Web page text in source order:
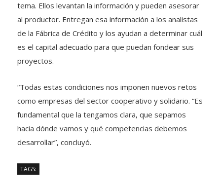
tema. Ellos levantan la información y pueden asesorar
al productor. Entregan esa información a los analistas
de la Fábrica de Crédito y los ayudan a determinar cuál
es el capital adecuado para que puedan fondear sus
proyectos.
“Todas estas condiciones nos imponen nuevos retos
como empresas del sector cooperativo y solidario. “Es
fundamental que la tengamos clara, que sepamos
hacia dónde vamos y qué competencias debemos
desarrollar”, concluyó.
TAGS: